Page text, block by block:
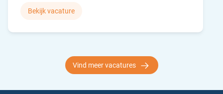
Bekijk vacature
Vind meer vacatures